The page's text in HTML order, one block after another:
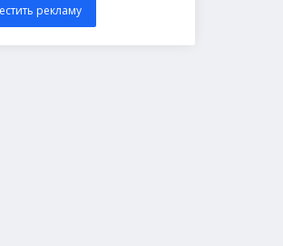
рекламу